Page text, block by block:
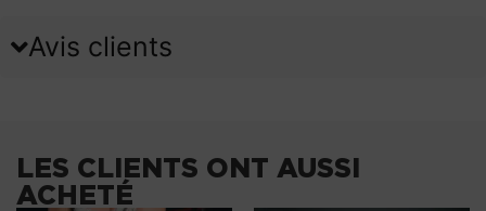
Avis clients
LES CLIENTS ONT AUSSI
ACHETÉ